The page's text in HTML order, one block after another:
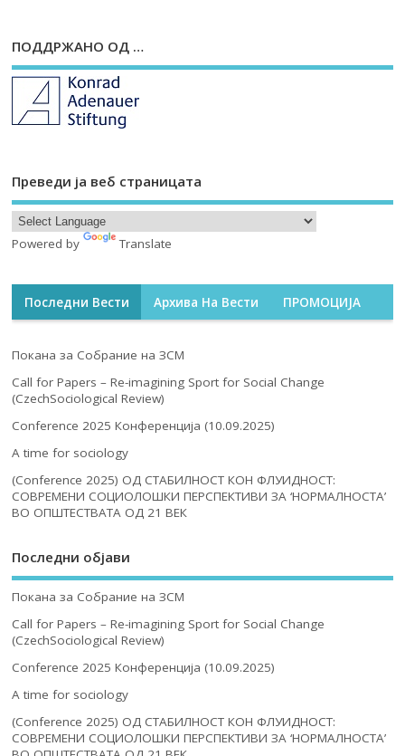
ПОДДРЖАНО ОД …
Преведи ја веб страницата
Powered by Translate
Последни Вести Архива На Вести ПРОМОЦИЈА
Покана за Собрание на ЗСМ
Call for Papers – Re-imagining Sport for Social Change
(CzechSociological Review)
Conference 2025 Конференција (10.09.2025)
A time for sociology
(Conference 2025) ОД СТАБИЛНОСТ КОН ФЛУИДНОСТ:
СОВРЕМЕНИ СОЦИОЛОШКИ ПЕРСПЕКТИВИ ЗА ‘НОРМАЛНОСТА’
ВО ОПШТЕСТВАТА ОД 21 ВЕК
Последни објави
Покана за Собрание на ЗСМ
Call for Papers – Re-imagining Sport for Social Change
(CzechSociological Review)
Conference 2025 Конференција (10.09.2025)
A time for sociology
(Conference 2025) ОД СТАБИЛНОСТ КОН ФЛУИДНОСТ:
СОВРЕМЕНИ СОЦИОЛОШКИ ПЕРСПЕКТИВИ ЗА ‘НОРМАЛНОСТА’